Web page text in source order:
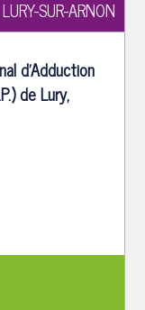
LURY-SUR-ARNON
d'Adduction
de Lury,